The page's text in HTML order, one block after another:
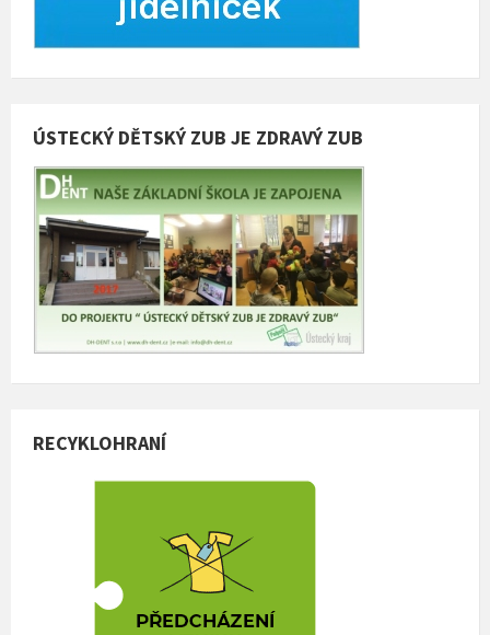
ÚSTECKÝ DĚTSKÝ ZUB JE ZDRAVÝ ZUB
RECYKLOHRANÍ